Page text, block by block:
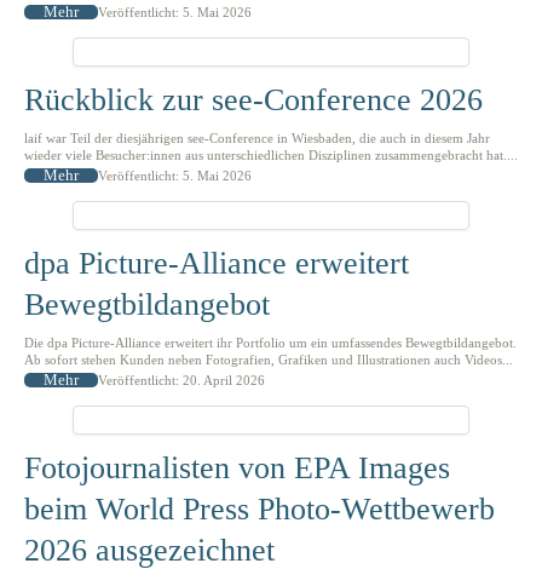
Mehr Veröffentlicht: 5. Mai 2026
Rückblick zur see-Conference 2026
laif war Teil der diesjährigen see-Conference in Wiesbaden, die auch in diesem Jahr
wieder viele Besucher:innen aus unterschiedlichen Disziplinen zusammengebracht hat....
Mehr Veröffentlicht: 5. Mai 2026
dpa Picture-Alliance erweitert
Bewegtbildangebot
Die dpa Picture-Alliance erweitert ihr Portfolio um ein umfassendes Bewegtbildangebot.
Ab sofort stehen Kunden neben Fotografien, Grafiken und Illustrationen auch Videos...
Mehr Veröffentlicht: 20. April 2026
Fotojournalisten von EPA Images
beim World Press Photo-Wettbewerb
2026 ausgezeichnet